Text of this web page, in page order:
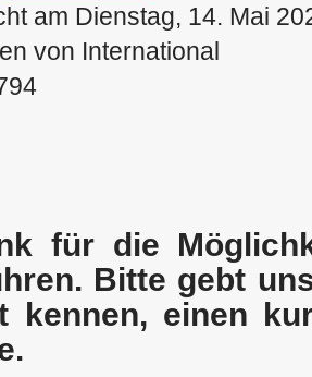
am Dienstag, 14. Mai
von International
für die
Bitte gebt
kennen, einen